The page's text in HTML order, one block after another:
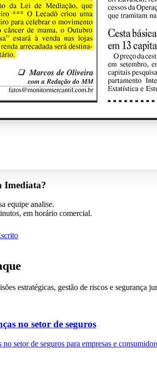
Imediata?
equipe analise.
em horário comercial.
estratégicas, gestão de riscos e segurança
no setor de seguros
setor de seguros para empresas e